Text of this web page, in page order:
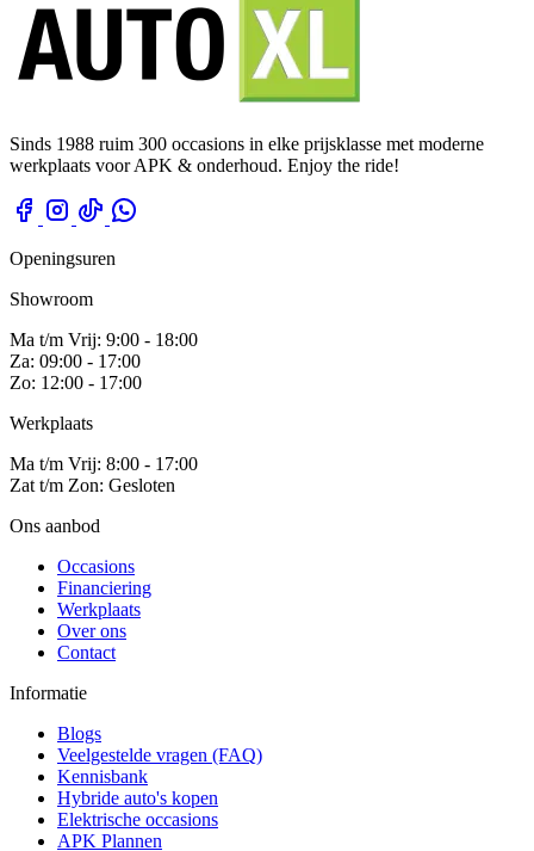
Sinds 1988 ruim 300 occasions in elke prijsklasse met moderne
werkplaats voor APK & onderhoud. Enjoy the ride!
Openingsuren
Showroom
Ma t/m Vrij: 9:00 - 18:00
Za: 09:00 - 17:00
Zo: 12:00 - 17:00
Werkplaats
Ma t/m Vrij: 8:00 - 17:00
Zat t/m Zon: Gesloten
Ons aanbod
Occasions
Financiering
Werkplaats
Over ons
Contact
Informatie
Blogs
Veelgestelde vragen (FAQ)
Kennisbank
Hybride auto's kopen
Elektrische occasions
APK Plannen